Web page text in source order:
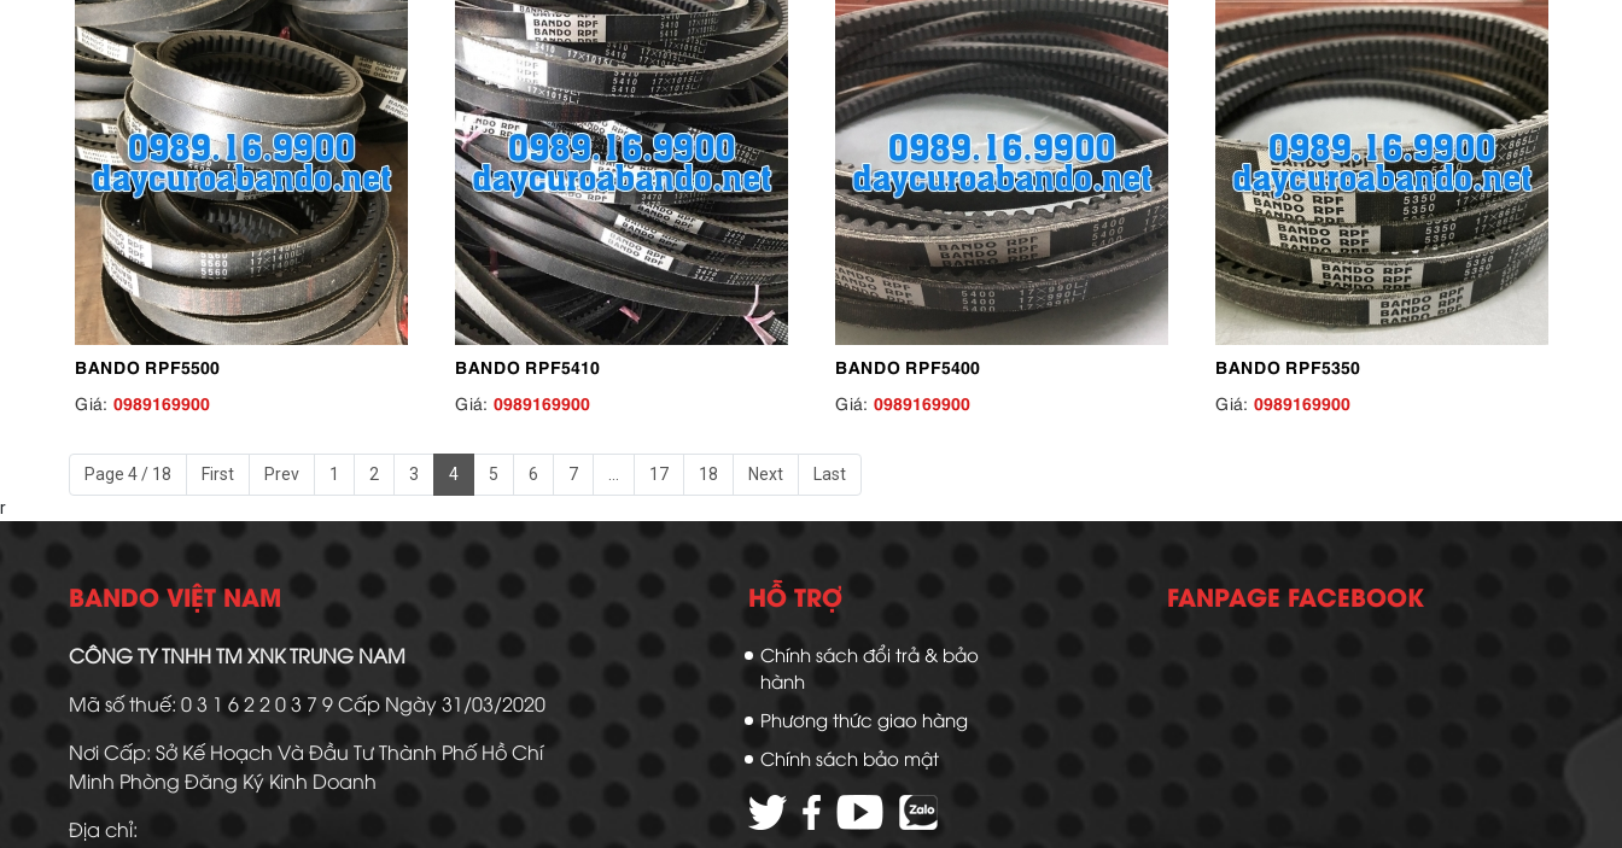
BANDO RPF5500
Giá: 0989169900
BANDO RPF5410
Giá: 0989169900
BANDO RPF5400
Giá: 0989169900
BANDO RPF5350
Giá: 0989169900
Page 4 / 18 First Prev 1 2 3 4 5 6 7 17 18 Next
Last
r
BANDO VIỆT NAM
CÔNG TY TNHH TM XNK TRUNG NAM
Mã số thuế: 0 3 1 6 2 2 0 3 7 9 Cấp Ngày 31/03/2020
Nơi Cấp: Sở Kế Hoạch Và Đầu Tư Thành Phố Hồ Chí
Minh Phòng Đăng Ký Kinh Doanh
Địa chỉ:
HỖ TRỢ
Chính sách đổi trả & bảo
hành
Phương thức giao hàng
Chính sách bảo mật
FANPAGE FACEBOOK